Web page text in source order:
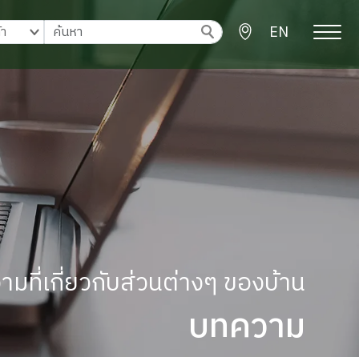
EN
มที่เกี่ยวกับส่วนต่างๆ ของบ้าน
บทความ